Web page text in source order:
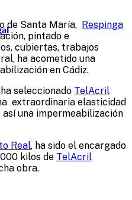
de Santa María, Respinga
pintado e
cubiertas, trabajos
ha acometido una
en Cádiz.
seleccionado TelAcril
extraordinaria elasticidad
una impermeabilización
Real, ha sido el encargado
kilos de TelAcril
obra.